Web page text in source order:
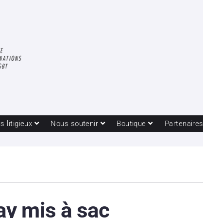
litigieux Nous soutenir Boutique Partenaires
mis à sac